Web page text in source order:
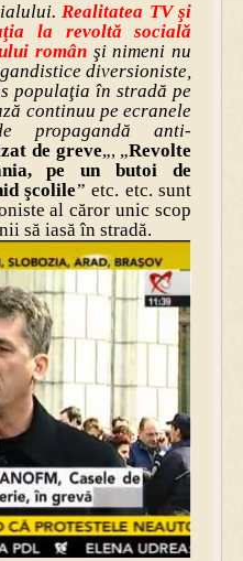
Realitatea TV şi
la revoltă socială
român şi nimeni nu
diversioniste,
populaţia în stradă pe
continuu pe ecranele
propagandă anti-
de greve„, „Revolte
pe un butoi de
şcolile” etc. etc. sunt
al căror unic scop
să iasă în stradă.